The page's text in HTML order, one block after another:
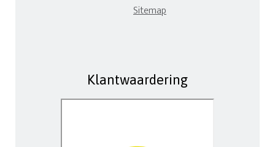
Sitemap
Klantwaardering